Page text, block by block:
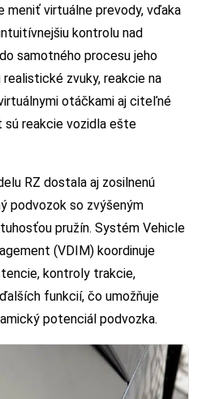
meniť virtuálne prevody, vďaka
kontrolu nad
samotného procesu jeho
zvuky, reakcie na
otáčkami aj citeľné
sú reakcie vozidla ešte
RZ dostala aj zosilnenú
podvozok so zvýšeným
pružín. Systém Vehicle
(VDIM) koordinuje
kontroly trakcie,
funkcií, čo umožňuje
potenciál podvozka.